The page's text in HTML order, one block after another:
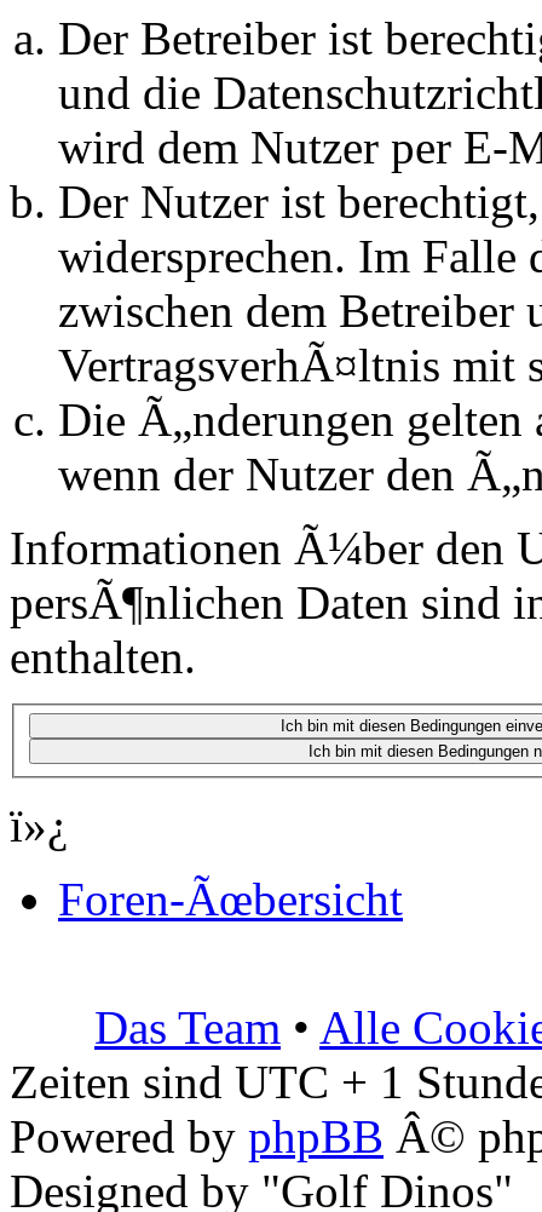
Der Betreiber ist
und die
wird dem Nutzer per E-
Der Nutzer ist
widersprechen. Im Falle
zwischen dem Betreiber
VertragsverhÃ¤ltnis mit
Die Ã„nderungen
wenn der Nutzer den
Informationen Ã¼ber den
persÃ¶nlichen Daten sind
enthalten.
ï»¿
Foren-Ãœbersicht
Das Team • Alle
Zeiten sind UTC + 1
Powered by phpBB Â©
Designed by "Golf Dinos"